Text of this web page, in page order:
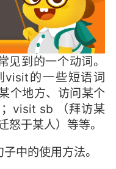
到的一个动词。
visit的一些短语词
个地方、访问某个
visit sb （拜访某
于某人）等等。
中的使用方法。